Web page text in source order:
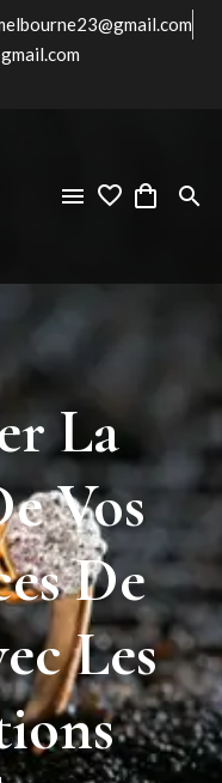
La
Vos
De
Les